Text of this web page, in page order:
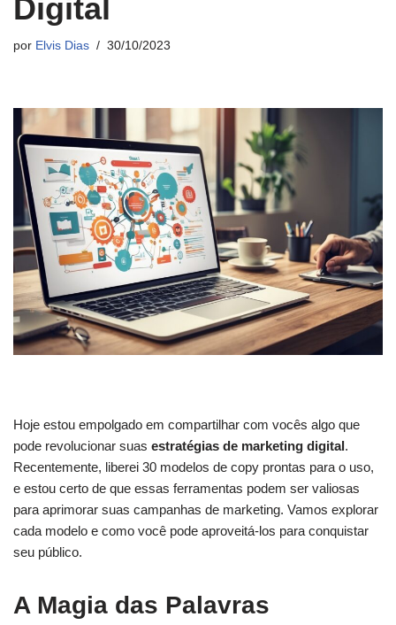
Digital
por Elvis Dias 30/10/2023
Hoje estou empolgado em compartilhar com vocês algo que
pode revolucionar suas estratégias de marketing digital.
Recentemente, liberei 30 modelos de copy prontas para o uso,
e estou certo de que essas ferramentas podem ser valiosas
para aprimorar suas campanhas de marketing. Vamos explorar
cada modelo e como você pode aproveitá-los para conquistar
seu público.
A Magia das Palavras